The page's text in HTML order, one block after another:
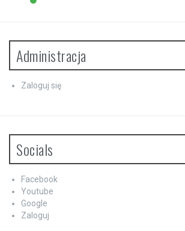
Administracja
Zaloguj się
Socials
Facebook
Youtube
Google
Zaloguj